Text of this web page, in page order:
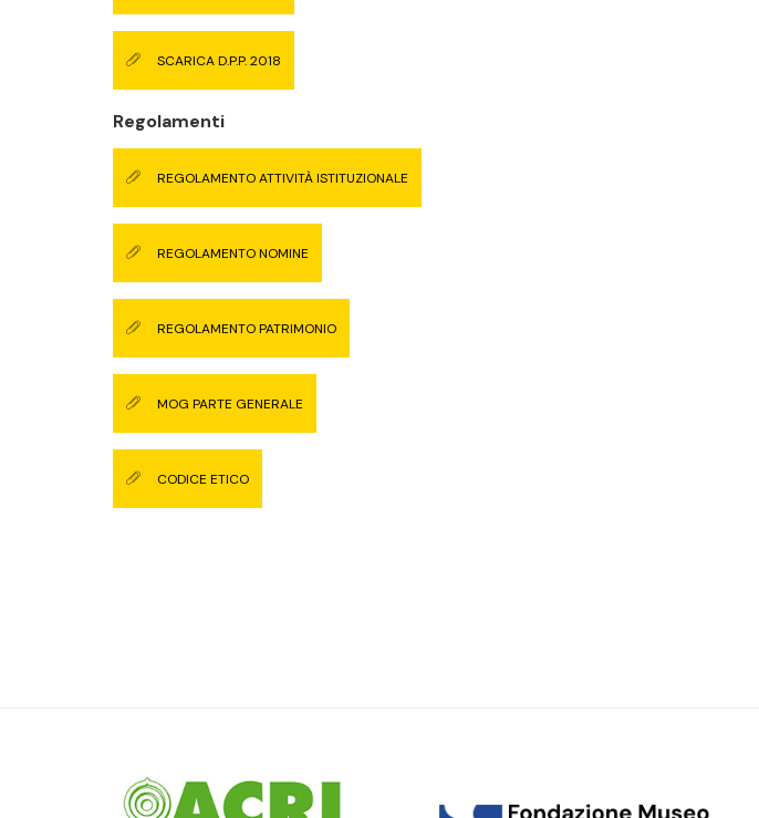
SCARICA D.P.P. 2018
Regolamenti
REGOLAMENTO ATTIVITÀ ISTITUZIONALE
REGOLAMENTO NOMINE
REGOLAMENTO PATRIMONIO
MOG PARTE GENERALE
CODICE ETICO